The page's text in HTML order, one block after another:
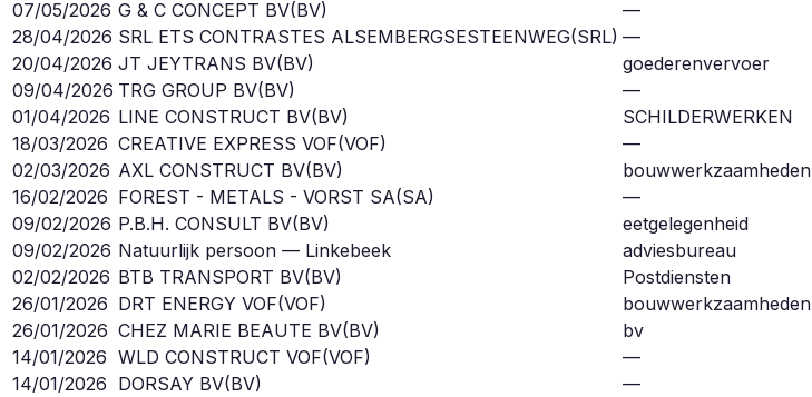
07/05/2026 G & C CONCEPT BV(BV) —
28/04/2026 SRL ETS CONTRASTES ALSEMBERGSESTEENWEG(SRL) —
20/04/2026 JT JEYTRANS BV(BV) goederenvervoer
09/04/2026 TRG GROUP BV(BV) —
01/04/2026 LINE CONSTRUCT BV(BV) SCHILDERWERKEN
18/03/2026 CREATIVE EXPRESS VOF(VOF) —
02/03/2026 AXL CONSTRUCT BV(BV) bouwwerkzaamheden
16/02/2026 FOREST - METALS - VORST SA(SA) —
09/02/2026 P.B.H. CONSULT BV(BV) eetgelegenheid
09/02/2026 Natuurlijk persoon — Linkebeek adviesbureau
02/02/2026 BTB TRANSPORT BV(BV) Postdiensten
26/01/2026 DRT ENERGY VOF(VOF) bouwwerkzaamheden
26/01/2026 CHEZ MARIE BEAUTE BV(BV) bv
14/01/2026 WLD CONSTRUCT VOF(VOF) —
14/01/2026 DORSAY BV(BV) —